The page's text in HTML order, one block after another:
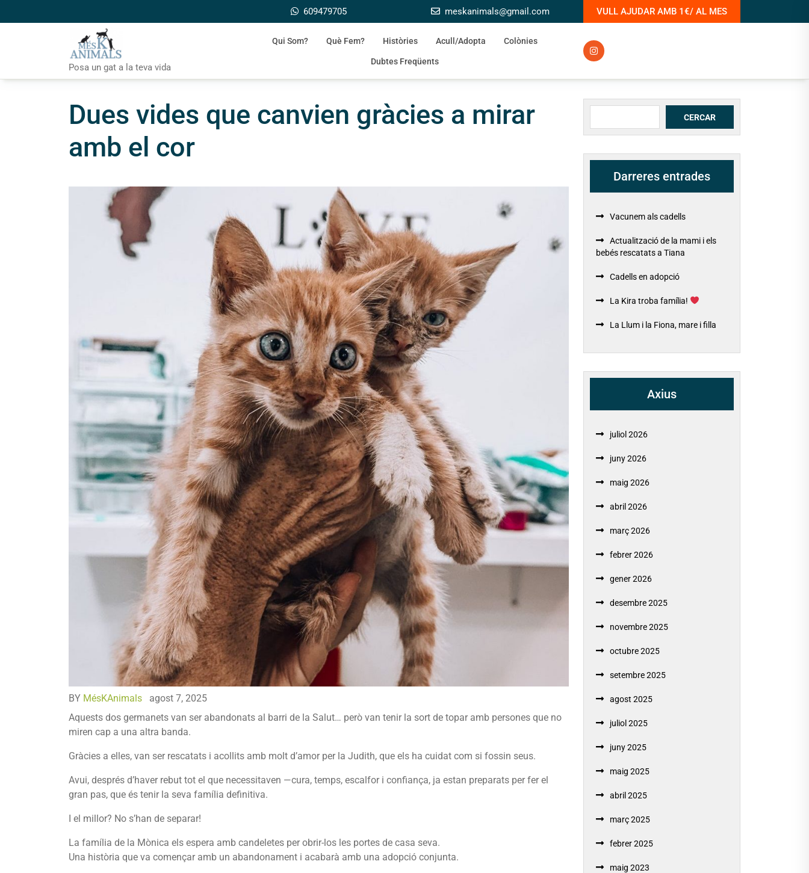
to
609479705 meskanimals@gmail.com VULL AJUDAR AMB 1€/ AL MES
Posa un gat a la teva vida
Qui Som? Què Fem? Històries Acull/Adopta Colònies
Dubtes Freqüents
Dues vides que canvien gràcies a mirar
amb el cor
BY MésKAnimals
agost 7, 2025
Aquests dos germanets van ser abandonats al barri de la Salut… però van tenir la sort de topar amb persones que no
miren cap a una altra banda.
Gràcies a elles, van ser rescatats i acollits amb molt d’amor per la Judith, que els ha cuidat com si fossin seus.
Avui, després d’haver rebut tot el que necessitaven —cura, temps, escalfor i confiança, ja estan preparats per fer el
gran pas, que és tenir la seva família definitiva.
I el millor? No s’han de separar!
La família de la Mònica els espera amb candeletes per obrir-los les portes de casa seva.
Una història que va començar amb un abandonament i acabarà amb una adopció conjunta.
Cerca CERCAR
Darreres entrades
Vacunem als cadells
Actualització de la mami i els
bebés rescatats a Tiana
Cadells en adopció
La Kira troba família!
La Llum i la Fiona, mare i filla
Axius
juliol 2026
juny 2026
maig 2026
abril 2026
març 2026
febrer 2026
gener 2026
desembre 2025
novembre 2025
octubre 2025
setembre 2025
agost 2025
juliol 2025
juny 2025
maig 2025
abril 2025
març 2025
febrer 2025
maig 2023